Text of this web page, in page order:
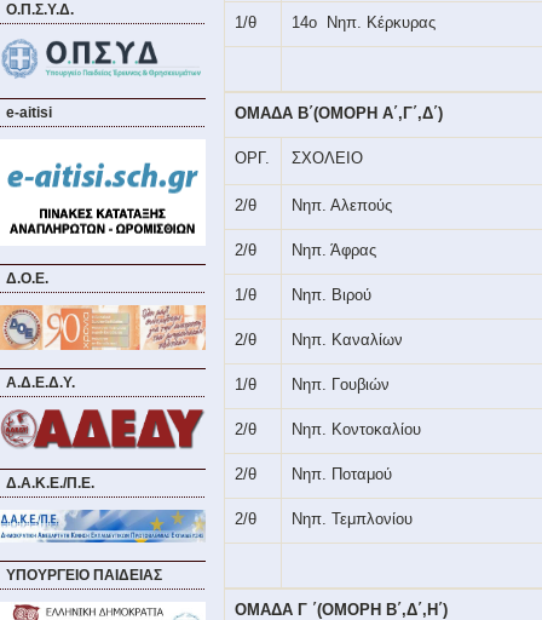
1/θ 14ο Νηπ. Κέρκυρας
ΟΜΑΔΑ Β΄(ΟΜΟΡΗ Α΄,Γ΄,Δ΄)
ΟΡΓ. ΣΧΟΛΕΙΟ
2/θ Νηπ. Αλεπούς
2/θ Νηπ. Άφρας
1/θ Νηπ. Βιρού
2/θ Νηπ. Καναλίων
1/θ Νηπ. Γουβιών
2/θ Νηπ. Κοντοκαλίου
2/θ Νηπ. Ποταμού
2/θ Νηπ. Τεμπλονίου
ΟΜΑΔΑ Γ ΄(ΟΜΟΡΗ Β΄,Δ΄,Η΄)
Ο.Π.Σ.Υ.Δ.
e-aitisi
Δ.Ο.Ε.
Α.Δ.Ε.Δ.Υ.
Δ.Α.Κ.Ε./Π.Ε.
ΥΠΟΥΡΓΕΙΟ ΠΑΙΔΕΙΑΣ